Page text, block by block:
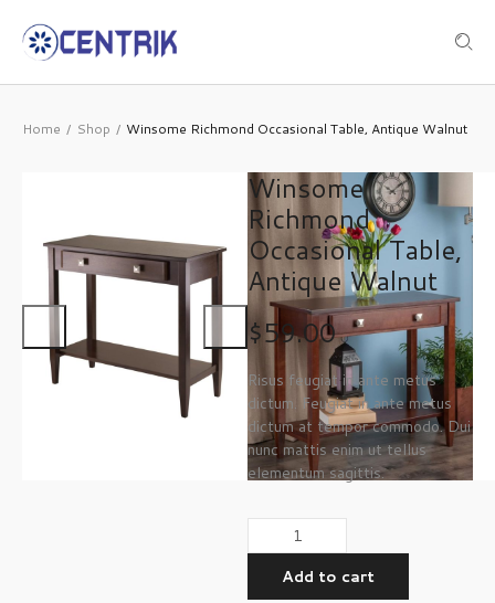
Home / Shop / Winsome Richmond Occasional Table, Antique Walnut
Winsome
Richmond
Occasional Table,
Antique Walnut
$59.00
Risus feugiat in ante metus
dictum. Feugiat in ante metus
dictum at tempor commodo. Dui
nunc mattis enim ut tellus
elementum sagittis.
Add to cart